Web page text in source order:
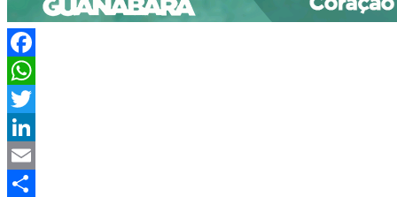
Facebook
WhatsApp
Twitter
LinkedIn
Email